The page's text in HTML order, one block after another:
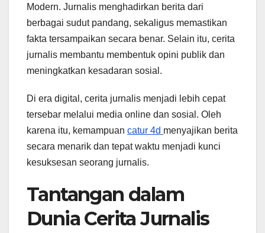
Modern. Jurnalis menghadirkan berita dari
berbagai sudut pandang, sekaligus memastikan
fakta tersampaikan secara benar. Selain itu, cerita
jurnalis membantu membentuk opini publik dan
meningkatkan kesadaran sosial.
Di era digital, cerita jurnalis menjadi lebih cepat
tersebar melalui media online dan sosial. Oleh
karena itu, kemampuan catur 4d menyajikan berita
secara menarik dan tepat waktu menjadi kunci
kesuksesan seorang jurnalis.
Tantangan dalam
Dunia Cerita Jurnalis